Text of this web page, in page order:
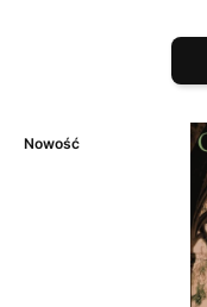
Nowość